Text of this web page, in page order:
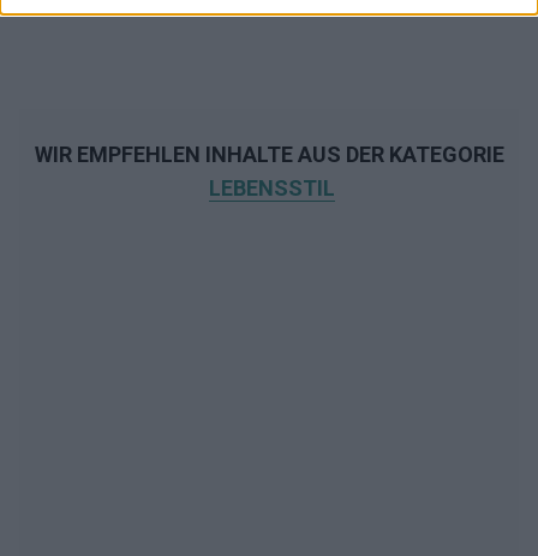
WIR EMPFEHLEN INHALTE AUS DER KATEGORIE
LEBENSSTIL